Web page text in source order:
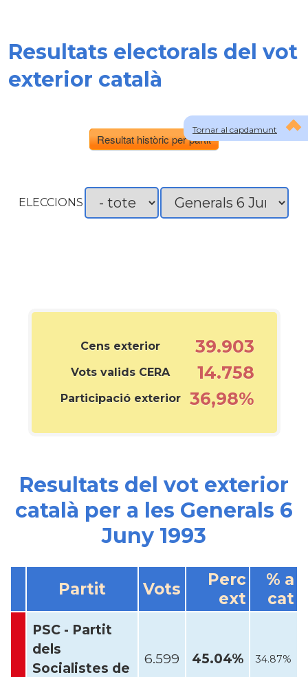
Tornar al capdamunt
Resultats electorals del vot
exterior català
Resultat històric per partit
ELECCIONS
Cens exterior 39.903
Vots valids CERA 14.758
Participació exterior 36,98%
Resultats del vot exterior
català per a les Generals 6
Juny 1993
Partit Vots
Perc
ext
% a
cat
PSC - Partit
dels
Socialistes de
6.599 45.04% 34.87%